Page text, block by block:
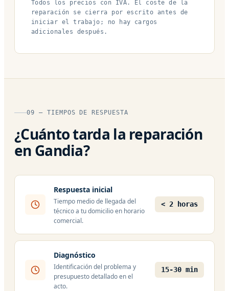
Todos los precios con IVA. El coste de la
reparación se cierra por escrito antes de
iniciar el trabajo; no hay cargos
adicionales después.
09 — TIEMPOS DE RESPUESTA
¿Cuánto tarda la reparación
en Gandia?
Respuesta inicial
Tiempo medio de llegada del
técnico a tu domicilio en horario
comercial.
< 2 horas
Diagnóstico
Identificación del problema y
presupuesto detallado en el
acto.
15-30 min